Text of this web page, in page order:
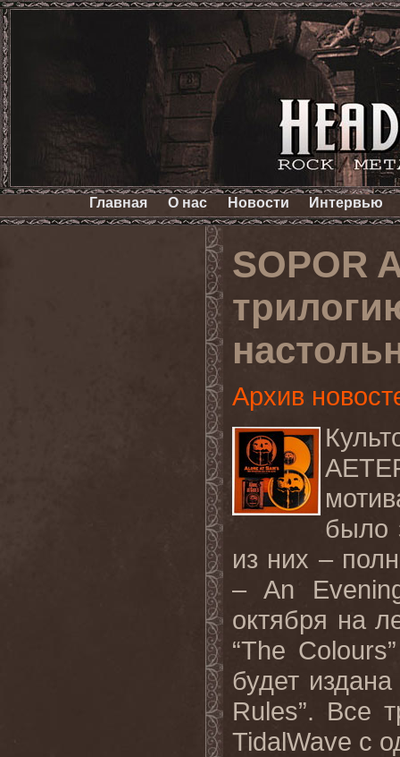
Главная О нас Новости Интервью
SOPOR
Архив
было
из них –
– An
октября на
“The
будет издана
Rules”. Все
TidalWave с